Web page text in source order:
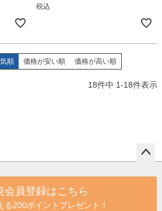
税込
順 価格が安い順 価格が高い順
18件中 1-18件表示
会員登録はこちら
る200ポイントプレゼント！